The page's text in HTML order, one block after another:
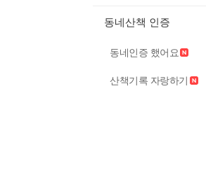
동네산책 인증
동네인증 했어요
산책기록 자랑하기